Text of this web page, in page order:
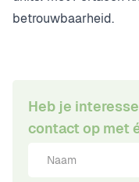
betrouwbaarheid.
Heb je
contact op met